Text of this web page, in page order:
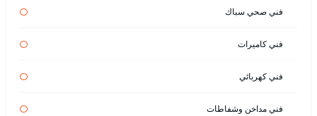
فني صحي سباك
فني كاميرات
فني كهربائي
فني مداخن وشفاطات